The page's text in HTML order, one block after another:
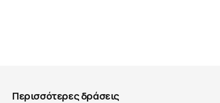
Περισσότερες δράσεις